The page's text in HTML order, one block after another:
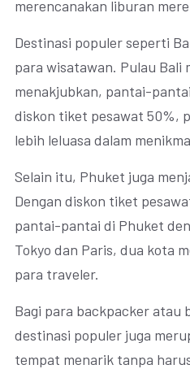
merencanakan liburan
Destinasi populer seperti
para wisatawan. Pulau Bali
menakjubkan, pantai-
diskon tiket pesawat 50%,
lebih leluasa dalam
Selain itu, Phuket juga
Dengan diskon tiket
pantai-pantai di Phuket
Tokyo dan Paris, dua kota
para traveler.
Bagi para backpacker
destinasi populer juga
tempat menarik tanpa